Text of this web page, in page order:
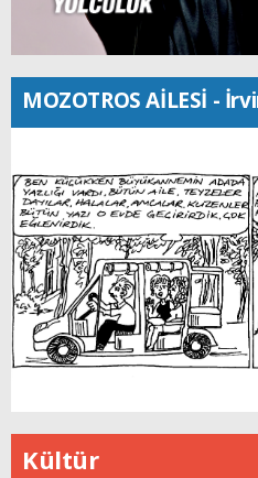
MOZOTROS AİLESİ -
Kültür